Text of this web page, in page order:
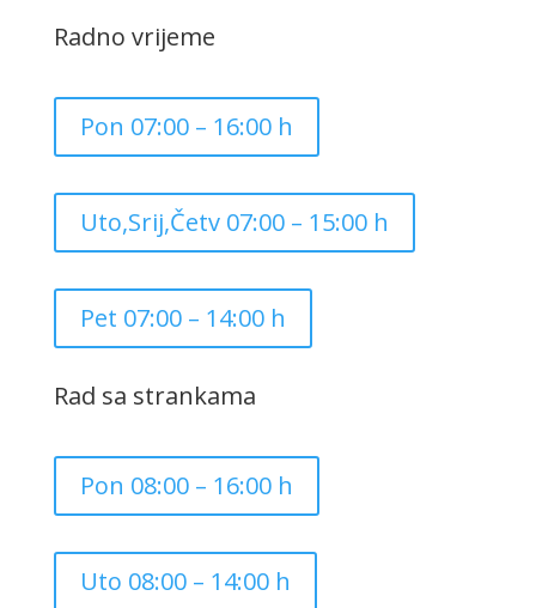
Radno vrijeme
Pon 07:00 – 16:00 h
Uto,Srij,Četv 07:00 – 15:00 h
Pet 07:00 – 14:00 h
Rad sa strankama
Pon 08:00 – 16:00 h
Uto 08:00 – 14:00 h